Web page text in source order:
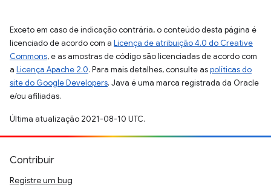
Exceto em caso de indicação contrária, o conteúdo desta página é
licenciado de acordo com a Licença de atribuição 4.0 do Creative
Commons, e as amostras de código são licenciadas de acordo com
a Licença Apache 2.0. Para mais detalhes, consulte aspolíticas do
site do Google Developers. Java é uma marca registrada da Oracle
e/ou afiliadas.
Última atualização 2021-08-10 UTC.
Contribuir
Registre um bug